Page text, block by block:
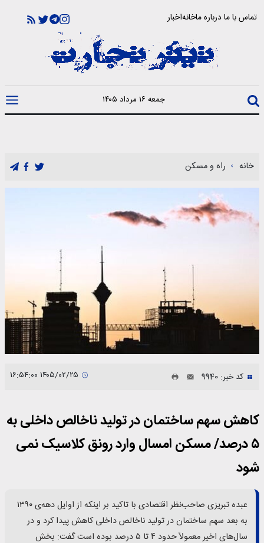
تماس با مادرباره ماخانهاخبار
جمعه ۱۶ مرداد ۱۴۰۵
خانه راه و مسکن
کد خبر: 9940
کاهش سهم ساختمان در تولید ناخالص داخلی به
۵ درصد/ مسکن امسال وارد رونق کلاسیک نمی
شود
عبده تبریزی صاحب‌نظر اقتصادی با تاکید بر اینکه از اوایل دهه‌ی ۱۳۹۰
به بعد سهم ساختمان در تولید ناخالص داخلی کاهش پیدا کرد و در
سال‌های اخیر معمولاً حدود ۴ تا ۵ درصد بوده است گفت: بخش